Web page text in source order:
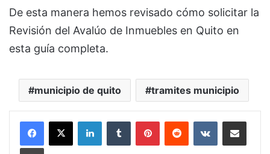
De esta manera hemos revisado cómo solicitar la
Revisión del Avalúo de Inmuebles en Quito en
esta guía completa.
municipio de quito tramites municipio
LinkedInTumblr PinterestReddit VKontakteCompartir por
Imprimir